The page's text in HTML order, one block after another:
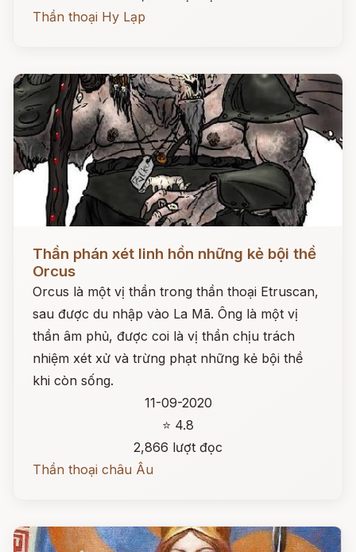
Thần thoại Hy Lạp
Đọc ngay
Thần phán xét linh hồn những kẻ bội thề
Orcus
Orcus là một vị thần trong thần thoại Etruscan,
sau được du nhập vào La Mã. Ông là một vị
thần âm phủ, được coi là vị thần chịu trách
nhiệm xét xử và trừng phạt những kẻ bội thề
khi còn sống.
11-09-2020
⭐ 4.8
2,866 lượt đọc
Thần thoại châu Âu